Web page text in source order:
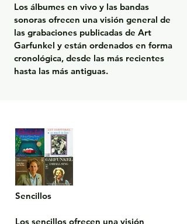
Los álbumes en vivo y las bandas
sonoras ofrecen una visión general de
las grabaciones publicadas de Art
Garfunkel y están ordenados en forma
cronológica, desde las más recientes
hasta las más antiguas.
Sencillos
Los sencillos ofrecen una visión